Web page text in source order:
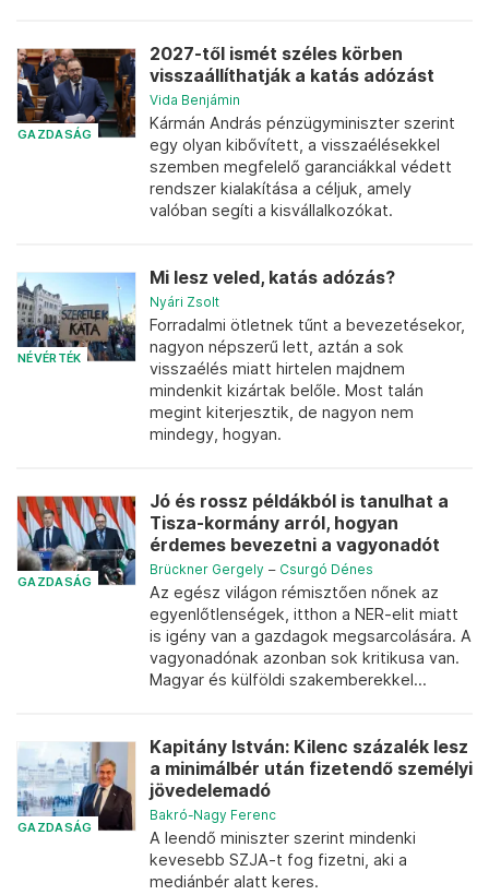
GAZDASÁG
2027-től ismét széles körben
visszaállíthatják a katás adózást
Vida Benjámin
Kármán András pénzügyminiszter szerint
egy olyan kibővített, a visszaélésekkel
szemben megfelelő garanciákkal védett
rendszer kialakítása a céljuk, amely
valóban segíti a kisvállalkozókat.
NÉVÉRTÉK
Mi lesz veled, katás adózás?
Nyári Zsolt
Forradalmi ötletnek tűnt a bevezetésekor,
nagyon népszerű lett, aztán a sok
visszaélés miatt hirtelen majdnem
mindenkit kizártak belőle. Most talán
megint kiterjesztik, de nagyon nem
mindegy, hogyan.
GAZDASÁG
Jó és rossz példákból is tanulhat a
Tisza-kormány arról, hogyan
érdemes bevezetni a vagyonadót
Brückner Gergely – Csurgó Dénes
Az egész világon rémisztően nőnek az
egyenlőtlenségek, itthon a NER-elit miatt
is igény van a gazdagok megsarcolására. A
vagyonadónak azonban sok kritikusa van.
Magyar és külföldi szakemberekkel...
GAZDASÁG
Kapitány István: Kilenc százalék lesz
a minimálbér után fizetendő személyi
jövedelemadó
Bakró-Nagy Ferenc
A leendő miniszter szerint mindenki
kevesebb SZJA-t fog fizetni, aki a
mediánbér alatt keres.